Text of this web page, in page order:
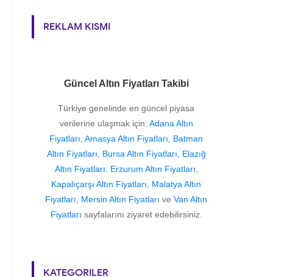
REKLAM KISMI
Güncel Altın Fiyatları Takibi
Türkiye genelinde en güncel piyasa
verilerine ulaşmak için: Adana Altın
Fiyatları, Amasya Altın Fiyatları, Batman
Altın Fiyatları, Bursa Altın Fiyatları, Elazığ
Altın Fiyatları, Erzurum Altın Fiyatları,
Kapalıçarşı Altın Fiyatları, Malatya Altın
Fiyatları, Mersin Altın Fiyatları ve Van Altın
Fiyatları sayfalarını ziyaret edebilirsiniz.
KATEGORILER